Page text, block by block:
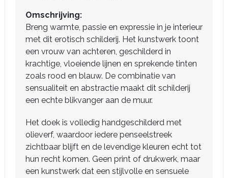
Omschrijving:
Breng warmte, passie en expressie in je interieur
met dit erotisch schilderij. Het kunstwerk toont
een vrouw van achteren, geschilderd in
krachtige, vloeiende lijnen en sprekende tinten
zoals rood en blauw. De combinatie van
sensualiteit en abstractie maakt dit schilderij
een echte blikvanger aan de muur.
Het doek is volledig handgeschilderd met
olieverf, waardoor iedere penseelstreek
zichtbaar blijft en de levendige kleuren echt tot
hun recht komen. Geen print of drukwerk, maar
een kunstwerk dat een stijlvolle en sensuele